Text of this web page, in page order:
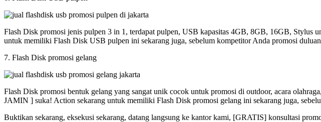
Flash Disk promosi jenis pulpen 3 in 1, terdapat pulpen, USB kapasitas 4GB, 8GB, 16GB, Stylus
untuk memiliki Flash Disk USB pulpen ini sekarang juga, sebelum kompetitor Anda promosi
7. Flash Disk promosi gelang
Flash Disk promosi bentuk gelang yang sangat unik cocok untuk promosi di outdoor, acara
JAMIN ] suka! Action sekarang untuk memiliki Flash Disk promosi gelang ini sekarang juga,
Buktikan sekarang, eksekusi sekarang, datang langsung ke kantor kami, [GRATIS] konsultasi